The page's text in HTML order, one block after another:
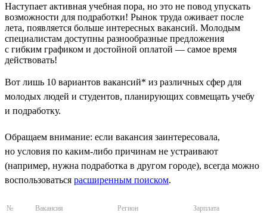
Наступает активная учебная пора, но это не повод упускать
возможности для подработки! Рынок труда оживает после
лета, появляется больше интересных вакансий. Молодым
специалистам доступны разнообразные предложения
с гибким графиком и достойной оплатой — самое время
действовать!
Вот лишь 10 вариантов вакансий* из различных сфер для
молодых людей и студентов, планирующих совмещать учебу
и подработку.
Обращаем внимание: если вакансия заинтересовала,
но условия по каким-либо причинам не устраивают
(например, нужна подработка в другом городе), всегда можно
воспользоваться расширенным поиском.
№ Вакансия Регион Зарплата